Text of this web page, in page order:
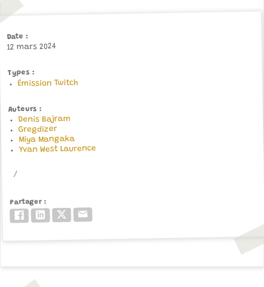
Date
12 mars 2024
Types
Émission Twitch
Auteurs
Denis Bajram
Gregdizer
Miya Mangaka
Yvan West Laurence
Partager
FacebookLinkedInTwitter/X